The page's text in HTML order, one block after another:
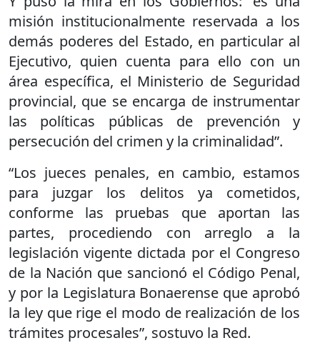
misión institucionalmente reservada a los
demás poderes del Estado, en particular al
Ejecutivo, quien cuenta para ello con un
área específica, el Ministerio de Seguridad
provincial, que se encarga de instrumentar
las políticas públicas de prevención y
persecución del crimen y la criminalidad”.
“Los jueces penales, en cambio, estamos
para juzgar los delitos ya cometidos,
conforme las pruebas que aportan las
partes, procediendo con arreglo a la
legislación vigente dictada por el Congreso
de la Nación que sancionó el Código Penal,
y por la Legislatura Bonaerense que aprobó
la ley que rige el modo de realización de los
trámites procesales”, sostuvo la Red.